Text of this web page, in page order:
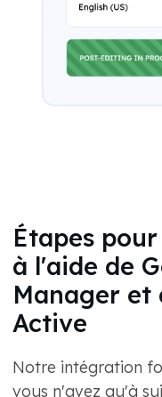
Étapes
à l'aide de
Manager et
Active
Notre intégration
vous n'avez qu'à